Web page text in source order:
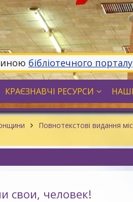
бібліотечного порталу
КРАЄЗНАВЧІ РЕСУРСИ
Повнотекстові видання
свои, человек!